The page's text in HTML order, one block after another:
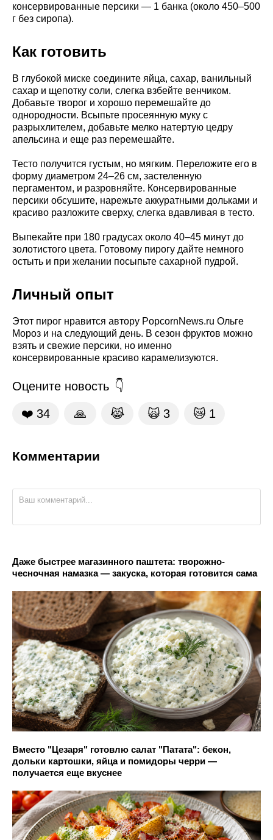
консервированные персики — 1 банка (около 450–500
г без сиропа).
Как готовить
В глубокой миске соедините яйца, сахар, ванильный
сахар и щепотку соли, слегка взбейте венчиком.
Добавьте творог и хорошо перемешайте до
однородности. Всыпьте просеянную муку с
разрыхлителем, добавьте мелко натертую цедру
апельсина и еще раз перемешайте.
Тесто получится густым, но мягким. Переложите его в
форму диаметром 24–26 см, застеленную
пергаментом, и разровняйте. Консервированные
персики обсушите, нарежьте аккуратными дольками и
красиво разложите сверху, слегка вдавливая в тесто.
Выпекайте при 180 градусах около 40–45 минут до
золотистого цвета. Готовому пирогу дайте немного
остыть и при желании посыпьте сахарной пудрой.
Личный опыт
Этот пирог нравится автору PopcornNews.ru Ольге
Мороз и на следующий день. В сезон фруктов можно
взять и свежие персики, но именно
консервированные красиво карамелизуются.
Оцените новость
❤️ 34 🙏 😹 🙀 3 😿 1
Комментарии
Даже быстрее магазинного паштета: творожно-
чесночная намазка — закуска, которая готовится сама
Вместо "Цезаря" готовлю салат "Патата": бекон,
дольки картошки, яйца и помидоры черри —
получается еще вкуснее